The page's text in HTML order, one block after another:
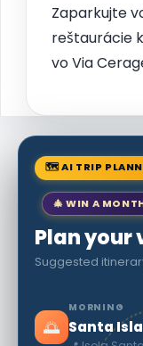
Zaparkujte
reštaurácie
vo Via
🗺 AI TRIP
🎄 WIN A
Plan your
Suggested
🌅
MORNING
Santa